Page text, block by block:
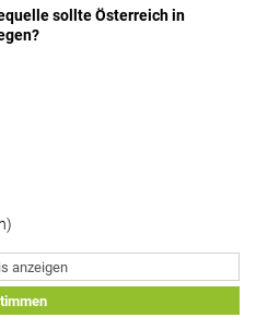
sollte Österreich in
anzeigen